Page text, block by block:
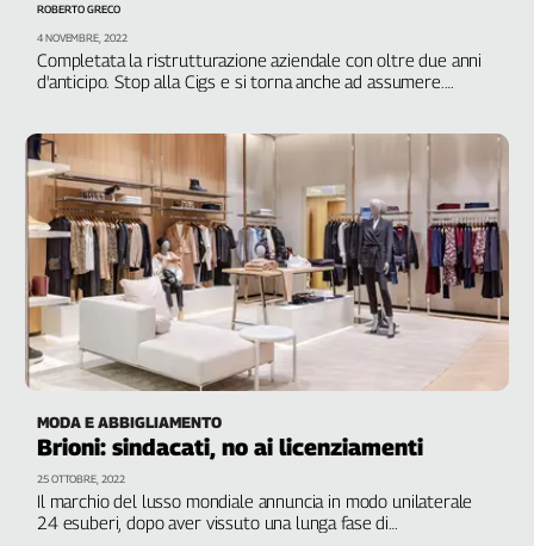
Social
Completata la ristrutturazione aziendale con oltre due anni
d'anticipo. Stop alla Cigs e si torna anche ad assumere.
ROBERTO GRECO
4 NOVEMBRE, 2022
MODA E ABBIGLIAMENTO
Brioni: sindacati, no ai licenziamenti
Il marchio del lusso mondiale annuncia in modo unilaterale
24 esuberi, dopo aver vissuto una lunga fase di
25 OTTOBRE, 2022